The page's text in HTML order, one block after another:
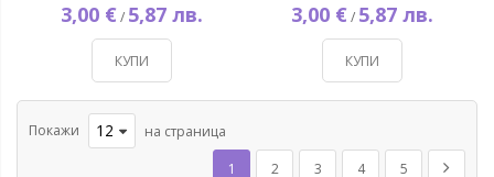
3,00 € / 5,87 лв.
КУПИ
3,00 € / 5,87 лв.
КУПИ
Покажи
на страница
Страница
В момента четете страница
1 Страница
2 Страница
3 Страница
4 Страница
5 Напред